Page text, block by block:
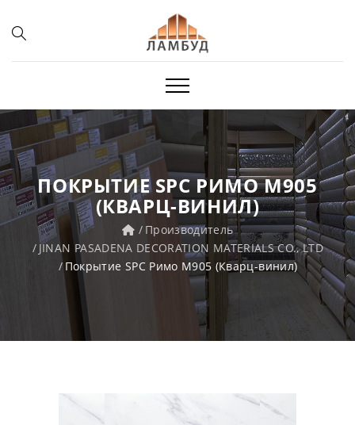
ПОКРЫТИЕ SPC РИМО M905
(КВАРЦ-ВИНИЛ)
Производитель
JINAN PASADENA DECORATION MATERIALS CO., LTD
Покрытие SPC Римо M905 (Кварц-винил)